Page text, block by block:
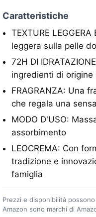
Caratteristiche
TEXTURE
leggera sulla pelle
72H DI
ingredienti di
FRAGRANZA: Una
che regala una
MODO D'USO:
assorbimento
LEOCREMA: Con
tradizione e
famiglia
Prezzi e disponibilità
Amazon sono marchi di